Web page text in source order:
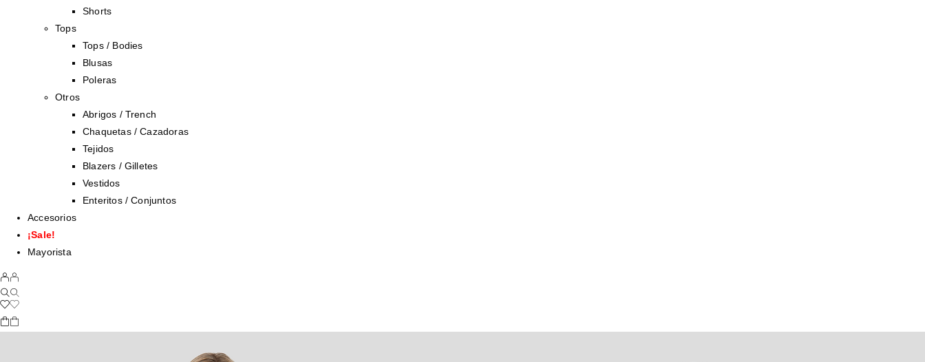
Shorts
Tops
Tops / Bodies
Blusas
Poleras
Otros
Abrigos / Trench
Chaquetas / Cazadoras
Tejidos
Blazers / Gilletes
Vestidos
Enteritos / Conjuntos
Accesorios
¡Sale!
Mayorista